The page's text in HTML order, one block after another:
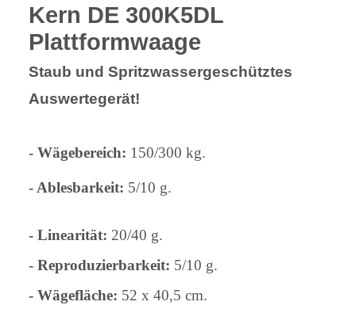
Kern DE 300K5DL
Plattformwaage
Staub und Spritzwassergeschütztes
Auswertegerät!
- Wägebereich: 150/300 kg.
- Ablesbarkeit: 5/10 g.
- Linearität: 20/40 g.
- Reproduzierbarkeit: 5/10 g.
- Wägefläche: 52 x 40,5 cm.